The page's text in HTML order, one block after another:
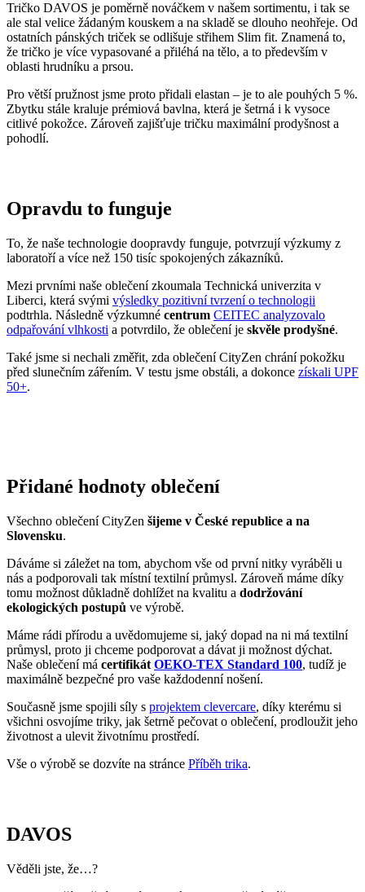
Tričko DAVOS je poměrně nováčkem v našem sortimentu, i tak se
ale stal velice žádaným kouskem a na skladě se dlouho neohřeje. Od
ostatních pánských triček se odlišuje střihem Slim fit. Znamená to,
že tričko je více vypasované a přiléhá na tělo, a to především v
oblasti hrudníku a prsou.
Pro větší pružnost jsme proto přidali elastan – je to ale pouhých 5 %.
Zbytku stále kraluje prémiová bavlna, která je šetrná i k vysoce
citlivé pokožce. Zároveň zajišťuje tričku maximální prodyšnost a
pohodlí.
Opravdu to funguje
To, že naše technologie doopravdy funguje, potvrzují výzkumy z
laboratoří a více než 150 tisíc spokojených zákazníků.
Mezi prvními naše oblečení zkoumala Technická univerzita v
Liberci, která svými výsledky pozitivní tvrzení o technologii
podtrhla. Následně výzkumné centrum CEITEC analyzovalo
odpařování vlhkosti a potvrdilo, že oblečení je skvěle prodyšné.
Také jsme si nechali změřit, zda oblečení CityZen chrání pokožku
před slunečním zářením. V testu jsme obstáli, a dokonce získali UPF
50+.
Přidané hodnoty oblečení
Všechno oblečení CityZen šijeme v České republice a na
Slovensku.
Dáváme si záležet na tom, abychom vše od první nitky vyráběli u
nás a podporovali tak místní textilní průmysl. Zároveň máme díky
tomu možnost důkladně dohlížet na kvalitu a dodržování
ekologických postupů ve výrobě.
Máme rádi přírodu a uvědomujeme si, jaký dopad na ni má textilní
průmysl, proto ji chceme podporovat a dávat ji možnost dýchat.
Naše oblečení má certifikát OEKO-TEX Standard 100, tudíž je
maximálně bezpečné pro vaše každodenní nošení.
Současně jsme spojili síly s projektem clevercare, díky kterému si
všichni osvojíme triky, jak šetrně pečovat o oblečení, prodloužit jeho
životnost a ulevit životnímu prostředí.
Vše o výrobě se dozvíte na stránce Příběh trika.
DAVOS
Věděli jste, že…?